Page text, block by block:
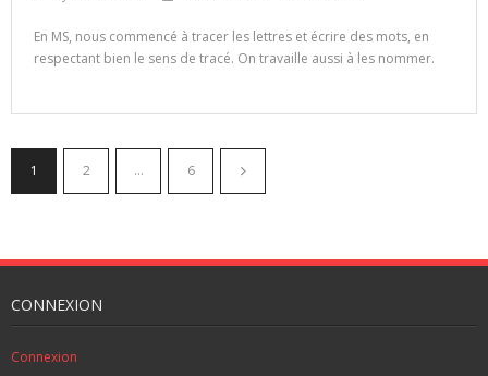
En MS, nous commencé à tracer les lettres et écrire des mots, en
respectant bien le sens de tracé. On travaille aussi à les nommer.
1 2 … 6
CONNEXION
Connexion